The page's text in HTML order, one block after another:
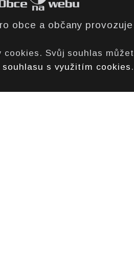
obce a občany
cookies. Svůj souhlas
s využitím cookies .